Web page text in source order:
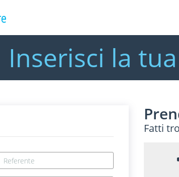
Inserisci la
Fatti